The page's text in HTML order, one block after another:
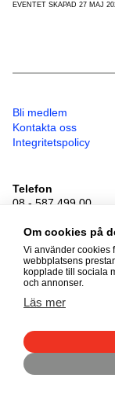
EVENTET SKAPAD 27 MAJ
Bli medlem
Kontakta oss
Integritetspolicy
Telefon
08 - 587 499 00
Sveavägen 41
111 34 Stockholm
Alla rättigheter
Om cookies på
Vi använder cookies
webbplatsens
kopplade till sociala
och annonser.
Läs mer